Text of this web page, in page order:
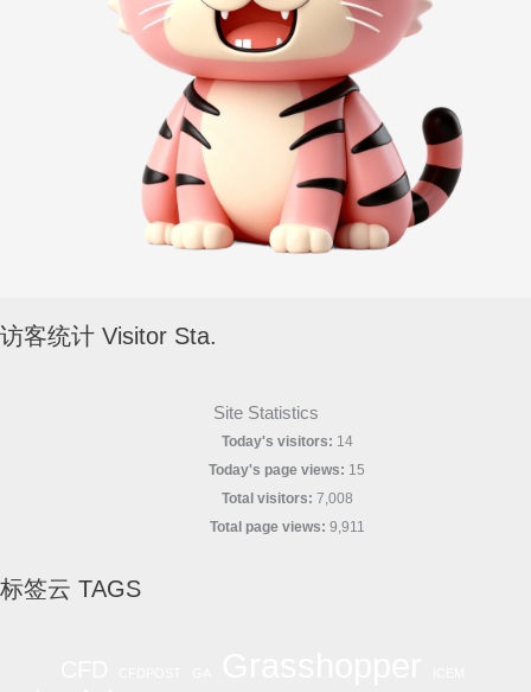
访客统计 Visitor Sta.
Site Statistics
Today's visitors: 14
Today's page views: 15
Total visitors: 7,008
Total page views: 9,911
标签云 TAGS